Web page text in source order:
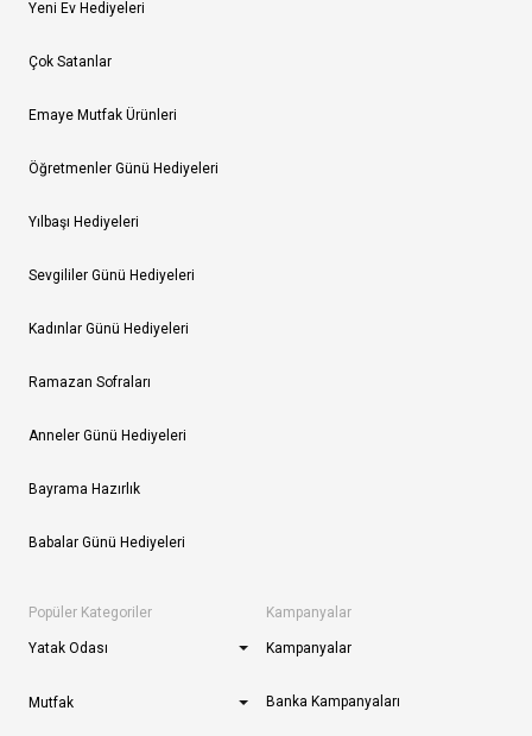
Yeni Ev Hediyeleri
Çok Satanlar
Emaye Mutfak Ürünleri
Öğretmenler Günü Hediyeleri
Yılbaşı Hediyeleri
Sevgililer Günü Hediyeleri
Kadınlar Günü Hediyeleri
Ramazan Sofraları
Anneler Günü Hediyeleri
Bayrama Hazırlık
Babalar Günü Hediyeleri
Popüler Kategoriler
Yatak Odası
Mutfak
Kampanyalar
Kampanyalar
Banka Kampanyaları